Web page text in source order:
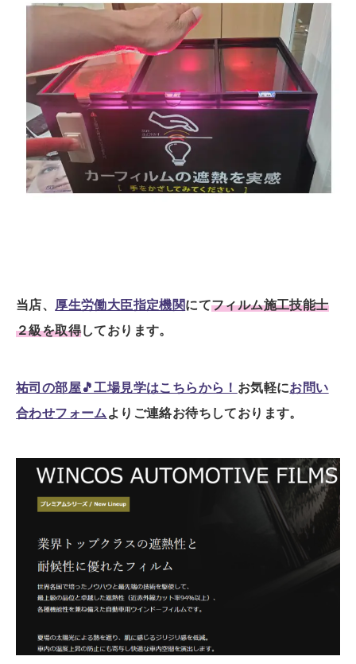
当店、 厚生労働大臣指定機関にてフィルム施工技能士
２級を取得しております。
祐司の部屋🎵工場見学はこちらから！ お気軽にお問い
合わせフォーム よりご連絡お待ちしております。